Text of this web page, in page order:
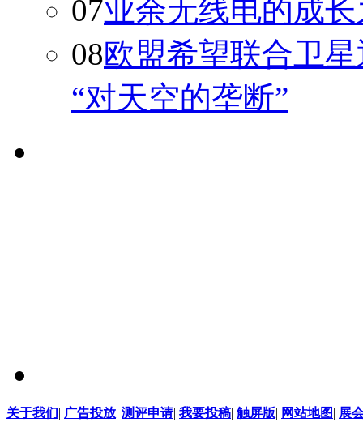
07业余无线电的成
08欧盟希望联合卫
“对天空的垄断”
关于我们| 广告投放| 测评申请| 我要投稿| 触屏版| 网站地图| 展